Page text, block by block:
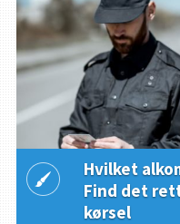
Hvilket
Find det
kørsel